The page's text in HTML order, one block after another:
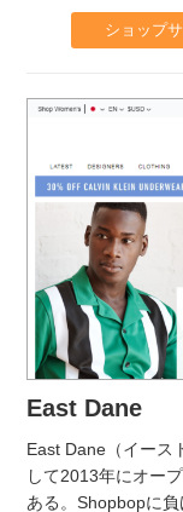
ショップ
East Dane
East Dane（イース
して2013年にオー
ある。Shopbopに